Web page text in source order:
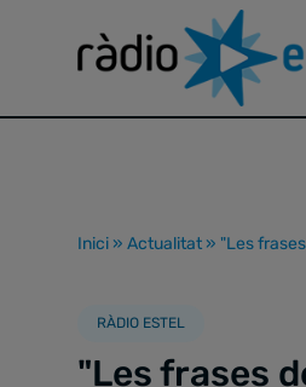
Inici » Actualitat » "Les
RÀDIO ESTEL
"Les frases